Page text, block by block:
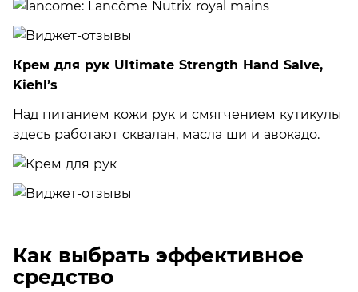
Крем для рук Ultimate Strength Hand Salve,
Kiehl’s
Над питанием кожи рук и смягчением кутикулы
здесь работают сквалан, масла ши и авокадо.
Как выбрать эффективное
средство